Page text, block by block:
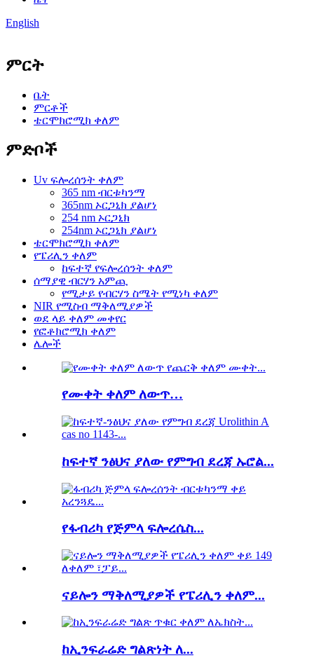
English
ምርት
ቤት
ምርቶች
ቴርሞክሮሚክ ቀለም
ምድቦች
Uv ፍሎረሰንት ቀለም
365 nm ብርቱካንማ
365nm ኦርጋኒክ ያልሆነ
254 nm ኦርጋኒክ
254nm ኦርጋኒክ ያልሆነ
ቴርሞክሮሚክ ቀለም
የፔሪሊን ቀለም
ከፍተኛ የፍሎረሰንት ቀለም
ሰማያዊ ብርሃን አምጪ
የሚታይ የብርሃን ስሜት የሚነካ ቀለም
NIR የሚስብ ማቅለሚያዎች
ወደ ላይ ቀለም መቀየር
የፎቶክሮሚክ ቀለም
ሌሎች
የሙቀት ቀለም ለውጥ…
ከፍተኛ ንፅህና ያለው የምግብ ደረጃ ኡሮል...
የፋብሪካ የጅምላ ፍሎረሴስ...
ናይሎን ማቅለሚያዎች የፔሪሊን ቀለም...
ከኢንፍራሬድ ግልጽነት ለ...